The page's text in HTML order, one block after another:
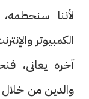
لأننا
الكمبيوتر
آخره يعانى،
والدين من